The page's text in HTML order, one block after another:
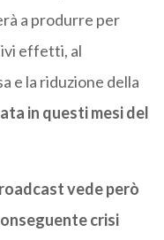
a produrre per
effetti, al
e la riduzione della
in questi mesi del
vede però
crisi